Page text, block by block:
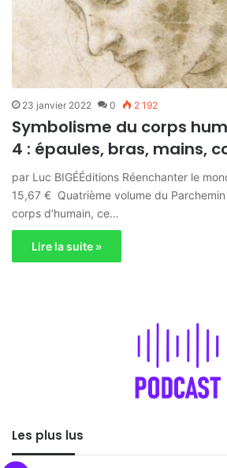
23 janvier 2022 0 2 192
Symbolisme du corps
4 : épaules, bras, mains,
par Luc BIGÉÉditions Réenchanter le
15,67 € Quatrième volume du
corps d’humain, ce…
Lire la suite »
Les plus lus